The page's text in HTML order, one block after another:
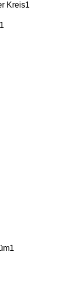
Kreis1
1
1